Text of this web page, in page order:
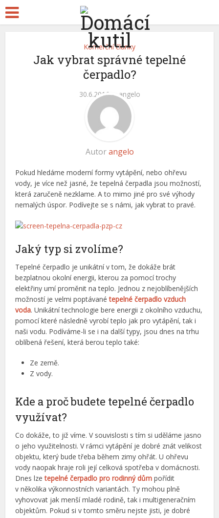
Komerční články
Jak vybrat správné tepelné
čerpadlo?
30.6.2016 angelo
Autorangelo
Pokud hledáme moderní formy vytápění, nebo ohřevu
vody, je více než jasné, že tepelná čerpadla jsou možností,
která zaručeně nezklame. A to mimo jiné pro své výhody
nemalých úspor. Podívejte se s námi, jak vybrat to pravé.
Jaký typ si zvolíme?
Tepelné čerpadlo je unikátní v tom, že dokáže brát
bezplatnou okolní energii, kterou za pomocí trochy
elektřiny umí proměnit na teplo. Jednou z nejoblíbenějších
možností je velmi poptávanétepelné čerpadlo vzduch
voda. Unikátní technologie bere energii z okolního vzduchu,
pomocí které následně vyrobí teplo jak pro vytápění, tak i
naši vodu. Podíváme-li se i na další typy, jsou dnes na trhu
oblíbená řešení, která berou teplo také:
Ze země.
Z vody.
Kde a proč budete tepelné čerpadlo
využívat?
Co dokáže, to již víme. V souvislosti s tím si uděláme jasno
o jeho využitelnosti. V rámci vytápění je dobré znát velikost
objektu, který bude třeba během zimy ohřát. U ohřevu
vody naopak hraje roli její celková spotřeba v domácnosti.
Dnes lzetepelné čerpadlo pro rodinný dům pořídit
v několika výkonnostních variantách. Ty mohou plně
vyhovovat jak menší mladé rodině, tak i multigeneračním
objektům. Pokud si v tomto směru nejste jisti, je dobré